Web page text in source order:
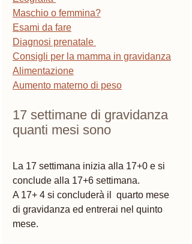
Maschio o femmina?
Esami da fare
Diagnosi prenatale
Consigli per la mamma in gravidanza
Alimentazione
Aumento materno di peso
17 settimane di gravidanza
quanti mesi sono
La 17 settimana inizia alla 17+0 e si
conclude alla 17+6 settimana.
A 17+ 4 si concluderà il  quarto mese
di gravidanza ed entrerai nel quinto
mese.